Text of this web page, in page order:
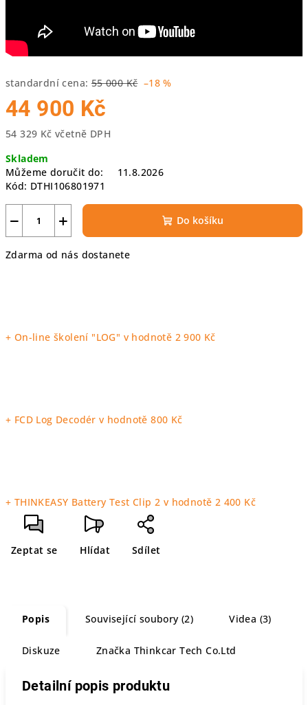
standardní cena: 55 000 Kč –18 %
44 900 Kč
54 329 Kč včetně DPH
cena:
Skladem
Můžeme doručit do:
11.8.2026
Kód: DTHI106801971
+
− Do košíku
Zdarma od nás dostanete
+ On-line školení "LOG" v hodnotě 2 900 Kč
+ FCD Log Decodérv hodnotě 800 Kč
+ THINKEASY Battery Test Clip 2 v hodnotě 2 400 Kč
Zeptat se Hlídat Sdílet
Popis Související soubory (2) Videa (3)
Diskuze Značka Thinkcar Tech Co.Ltd
Detailní popis produktu